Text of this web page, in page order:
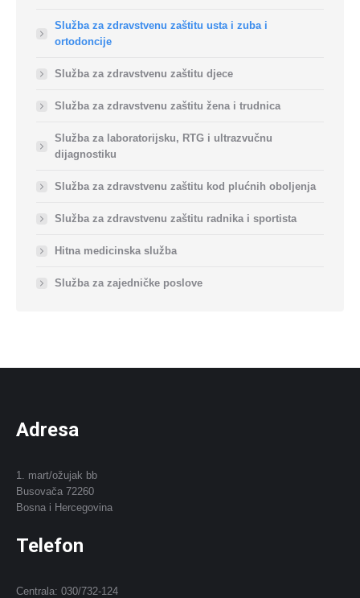
Služba za zdravstvenu zaštitu usta i zuba i
ortodoncije
Služba za zdravstvenu zaštitu djece
Služba za zdravstvenu zaštitu žena i trudnica
Služba za laboratorijsku, RTG i ultrazvučnu
dijagnostiku
Služba za zdravstvenu zaštitu kod plućnih oboljenja
Služba za zdravstvenu zaštitu radnika i sportista
Hitna medicinska služba
Služba za zajedničke poslove
Adresa
1. mart/ožujak bb
Busovača 72260
Bosna i Hercegovina
Telefon
Centrala: 030/732-124